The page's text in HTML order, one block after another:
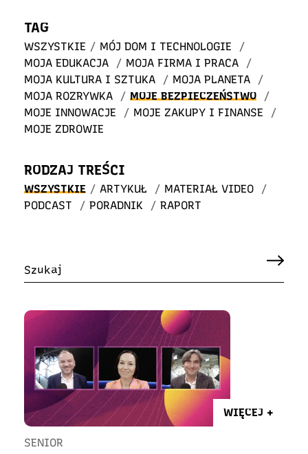
TAG
WSZYSTKIE / MÓJ DOM I TECHNOLOGIE
/
MOJA EDUKACJA
/ MOJA FIRMA I PRACA
/
MOJA KULTURA I SZTUKA
/ MOJA PLANETA
/
MOJA ROZRYWKA
/ MOJE BEZPIECZEŃSTWO
/
MOJE INNOWACJE
/ MOJE ZAKUPY I FINANSE
/
MOJE ZDROWIE
RODZAJ TREŚCI
WSZYSTKIE / ARTYKUŁ / MATERIAŁ VIDEO
/
PODCAST
/ PORADNIK / RAPORT
WIĘCEJ +
SENIOR